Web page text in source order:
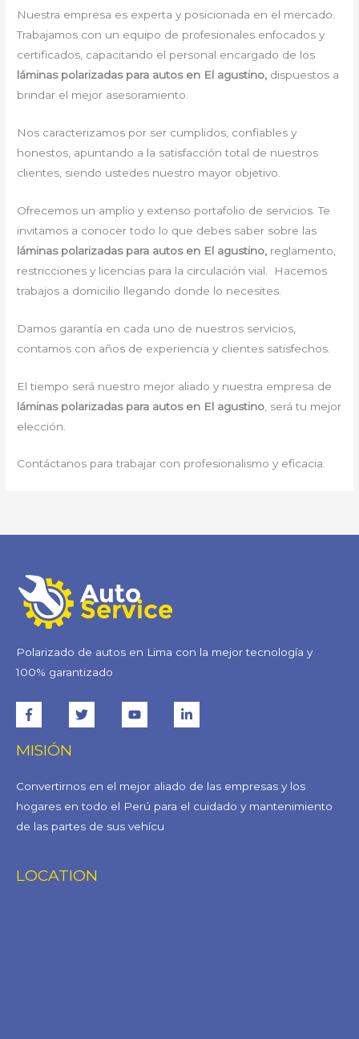
Nuestra empresa es experta y posicionada en el mercado.
Trabajamos con un equipo de profesionales enfocados y
certificados, capacitando el personal encargado de los
láminas polarizadas para autos en El agustino, dispuestos a
brindar el mejor asesoramiento.
Nos caracterizamos por ser cumplidos, confiables y
honestos, apuntando a la satisfacción total de nuestros
clientes, siendo ustedes nuestro mayor objetivo.
Ofrecemos un amplio y extenso portafolio de servicios. Te
invitamos a conocer todo lo que debes saber sobre las
láminas polarizadas para autos en El agustino, reglamento,
restricciones y licencias para la circulación vial. Hacemos
trabajos a domicilio llegando donde lo necesites.
Damos garantía en cada uno de nuestros servicios,
contamos con años de experiencia y clientes satisfechos.
El tiempo será nuestro mejor aliado y nuestra empresa de
láminas polarizadas para autos en El agustino , será tu mejor
elección.
Contáctanos para trabajar con profesionalismo y eficacia.
Polarizado de autos en Lima con la mejor tecnología y
100% garantizado
MISIÓN
Convertirnos en el mejor aliado de las empresas y los
hogares en todo el Perú para el cuidado y mantenimiento
de las partes de sus vehícu
LOCATION